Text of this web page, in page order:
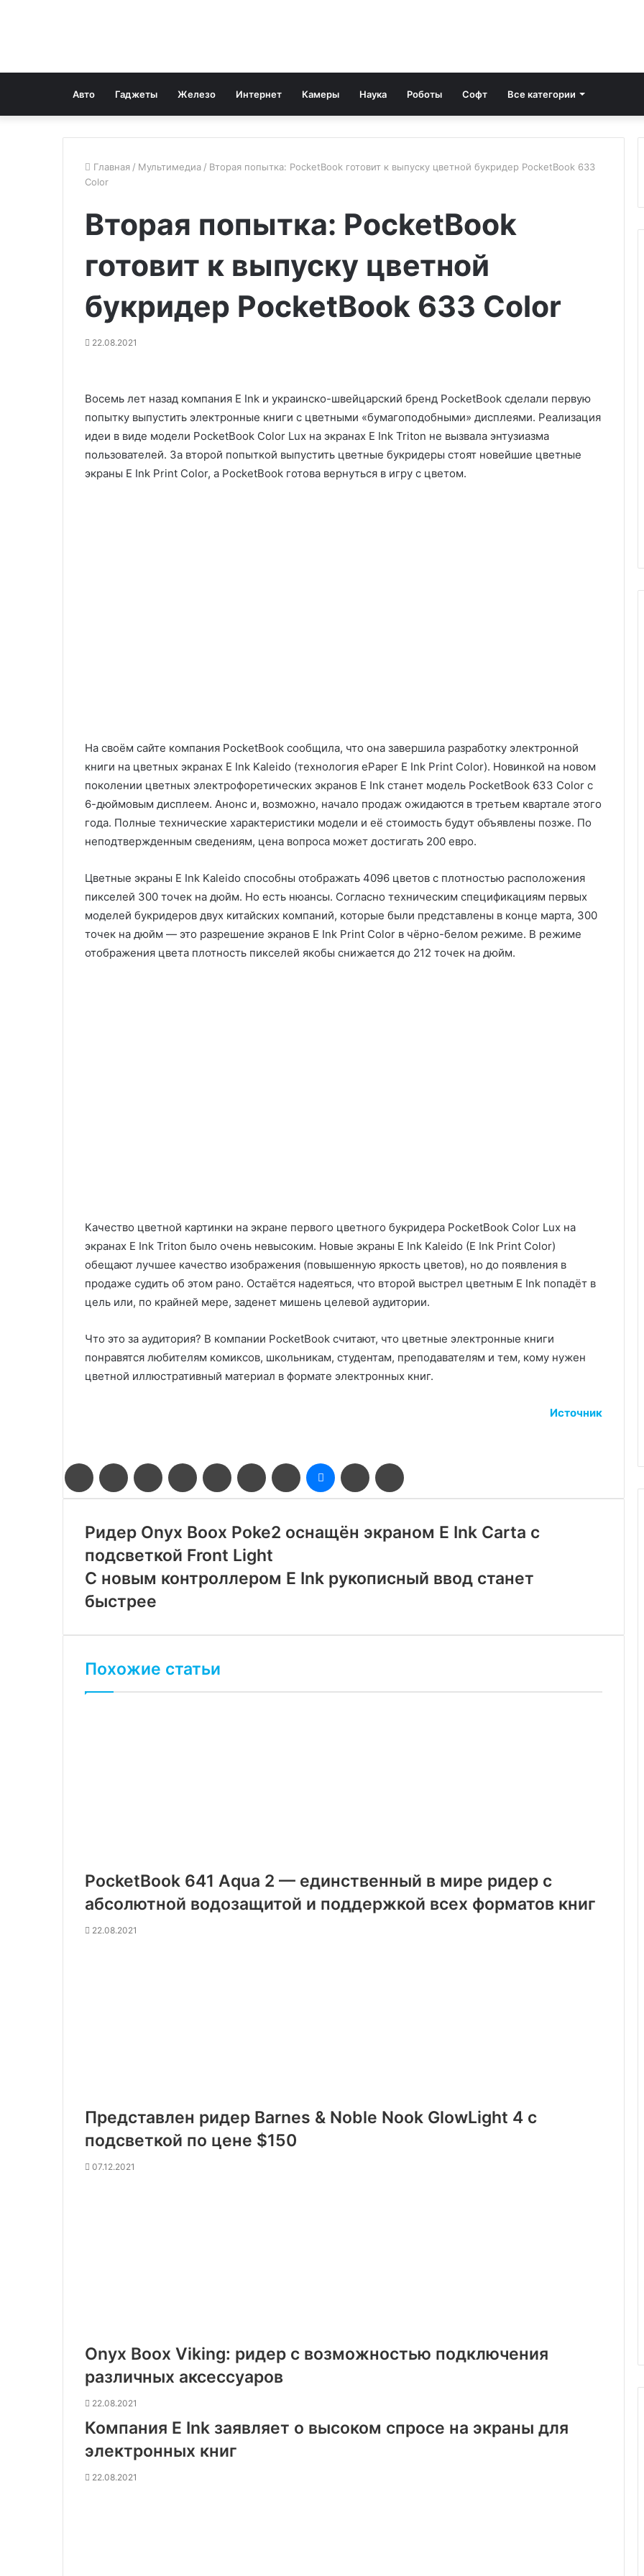
Авто Гаджеты Железо Интернет Камеры Наука Роботы Софт Все категории
Главная / Мультимедиа / Вторая попытка: PocketBook готовит к выпуску цветной букридер PocketBook 633
Color
Вторая попытка: PocketBook
готовит к выпуску цветной
букридер PocketBook 633 Color
22.08.2021
Восемь лет назад компания E Ink и украинско-швейцарский бренд PocketBook сделали первую
попытку выпустить электронные книги с цветными «бумагоподобными» дисплеями. Реализация
идеи в виде модели PocketBook Color Lux на экранах E Ink Triton не вызвала энтузиазма
пользователей. За второй попыткой выпустить цветные букридеры стоят новейшие цветные
экраны E Ink Print Color, а PocketBook готова вернуться в игру с цветом.
На своём сайте компания PocketBook сообщила, что она завершила разработку электронной
книги на цветных экранах E Ink Kaleido (технология ePaper E Ink Print Color). Новинкой на новом
поколении цветных электрофоретических экранов E Ink станет модель PocketBook 633 Color с
6-дюймовым дисплеем. Анонс и, возможно, начало продаж ожидаются в третьем квартале этого
года. Полные технические характеристики модели и её стоимость будут объявлены позже. По
неподтвержденным сведениям, цена вопроса может достигать 200 евро.
Цветные экраны E Ink Kaleido способны отображать 4096 цветов с плотностью расположения
пикселей 300 точек на дюйм. Но есть нюансы. Согласно техническим спецификациям первых
моделей букридеров двух китайских компаний, которые были представлены в конце марта, 300
точек на дюйм ― это разрешение экранов E Ink Print Color в чёрно-белом режиме. В режиме
отображения цвета плотность пикселей якобы снижается до 212 точек на дюйм.
Качество цветной картинки на экране первого цветного букридера PocketBook Color Lux на
экранах E Ink Triton было очень невысоким. Новые экраны E Ink Kaleido (E Ink Print Color)
обещают лучшее качество изображения (повышенную яркость цветов), но до появления в
продаже судить об этом рано. Остаётся надеяться, что второй выстрел цветным E Ink попадёт в
цель или, по крайней мере, заденет мишень целевой аудитории.
Что это за аудитория? В компании PocketBook считают, что цветные электронные книги
понравятся любителям комиксов, школьникам, студентам, преподавателям и тем, кому нужен
цветной иллюстративный материал в формате электронных книг.
Источник
FacebookTwitter LinkedIn Pinterest Reddit ВконтактеОдноклассники
MessengerПоделиться
через
электронную
Ридер Onyx Boox Poke2 оснащён экраном E Ink Carta с
подсветкой Front Light
С новым контроллером E Ink рукописный ввод станет
быстрее
Похожие статьи
PocketBook 641 Aqua 2 — единственный в мире ридер с
абсолютной водозащитой и поддержкой всех форматов книг
22.08.2021
Представлен ридер Barnes & Noble Nook GlowLight 4 с
подсветкой по цене $150
07.12.2021
Onyx Boox Viking: ридер с возможностью подключения
различных аксессуаров
22.08.2021
Компания E Ink заявляет о высоком спросе на экраны для
электронных книг
22.08.2021